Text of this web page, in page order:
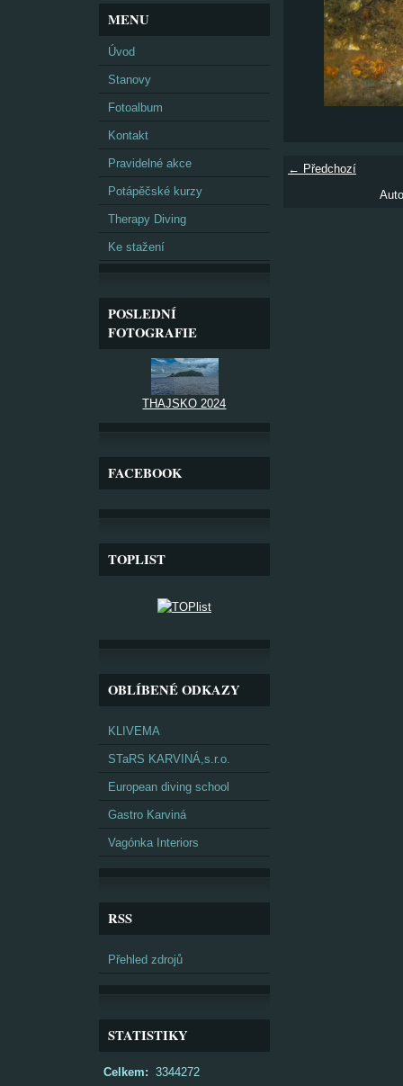
MENU
Úvod
Stanovy
Fotoalbum
Kontakt
Pravidelné akce
Potápěčské kurzy
Therapy Diving
Ke stažení
POSLEDNÍ
FOTOGRAFIE
THAJSKO 2024
FACEBOOK
TOPLIST
OBLÍBENÉ ODKAZY
KLIVEMA
STaRS KARVINÁ,s.r.o.
European diving school
Gastro Karviná
Vagónka Interiors
RSS
Přehled zdrojů
STATISTIKY
Celkem: 3344272
← Předchozí